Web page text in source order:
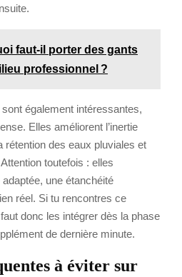
faut-il porter des gants
professionnel ?
également intéressantes,
Elles améliorent l’inertie
rétention des eaux pluviales et
toutefois : elles
une étanchéité
réel. Si tu rencontres ce
donc les intégrer dès la phase
de dernière minute.
à éviter sur